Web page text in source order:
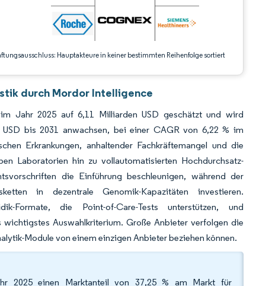
Hauptakteure in keiner bestimmten Reihenfolge sortiert
durch Mordor Intelligence
Jahr 2025 auf 6,11 Milliarden USD geschätzt und wird
bis 2031 anwachsen, bei einer CAGR von 6,22 % im
Erkrankungen, anhaltender Fachkräftemangel und die
Laboratorien hin zu vollautomatisierten Hochdurchsatz-
die Einführung beschleunigen, während der
in dezentrale Genomik-Kapazitäten investieren.
Formate, die Point-of-Care-Tests unterstützen, und
Auswahlkriterium. Große Anbieter verfolgen die
Module von einem einzigen Anbieter beziehen können.
2025 einen Marktanteil von 37,25 % am Markt für